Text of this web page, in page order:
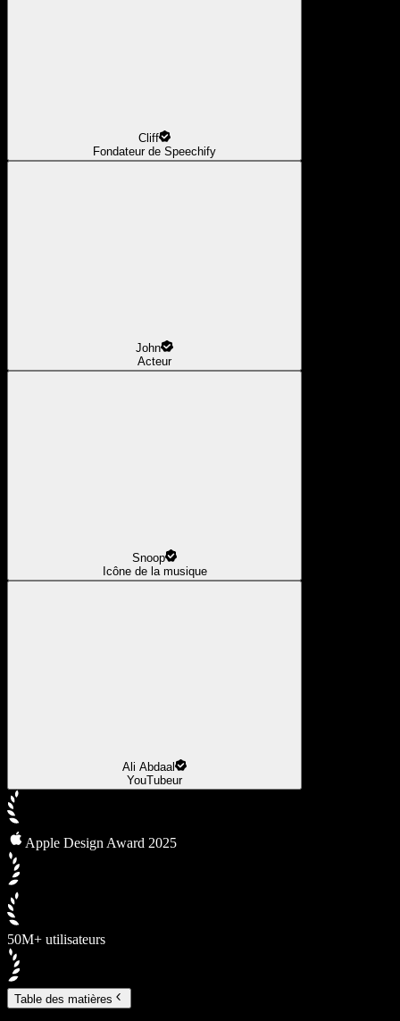
Cliff
Fondateur de Speechify
John
Acteur
Snoop
Icône de la musique
Ali Abdaal
YouTubeur
Apple Design Award 2025
50M+ utilisateurs
Table des matières